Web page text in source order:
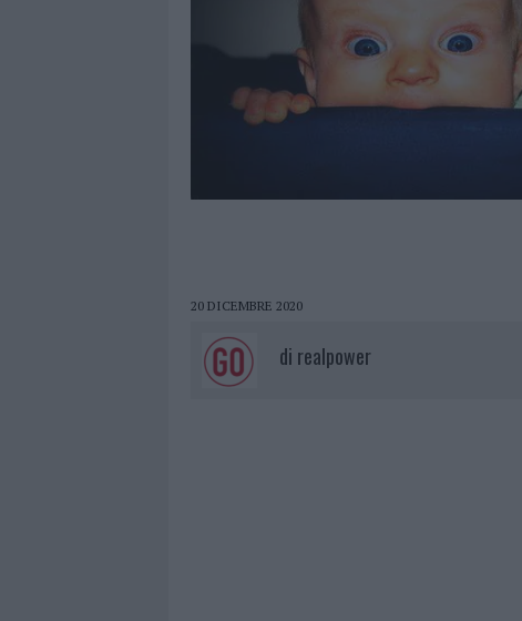
20 DICEMBRE 2020
di realpower